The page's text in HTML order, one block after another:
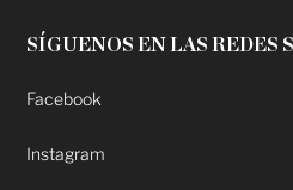
SÍGUENOS EN LAS REDES
Facebook
Instagram